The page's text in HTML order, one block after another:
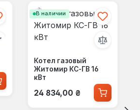
В наличии
Котел газовый
Житомир КС-ГВ 16
кВт
Обычная цена:
24 834,00 ₴